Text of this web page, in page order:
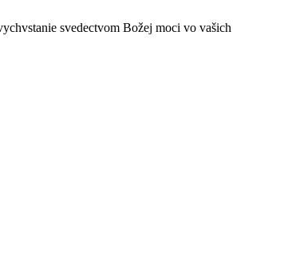
svedectvom Božej moci vo vašich